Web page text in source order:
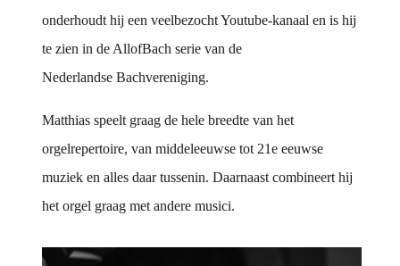
onderhoudt hij een veelbezocht Youtube-kanaal en is hij
te zien in de AllofBach serie van de
Nederlandse Bachvereniging.
Matthias speelt graag de hele breedte van het
orgelrepertoire, van middeleeuwse tot 21e eeuwse
muziek en alles daar tussenin. Daarnaast combineert hij
het orgel graag met andere musici.